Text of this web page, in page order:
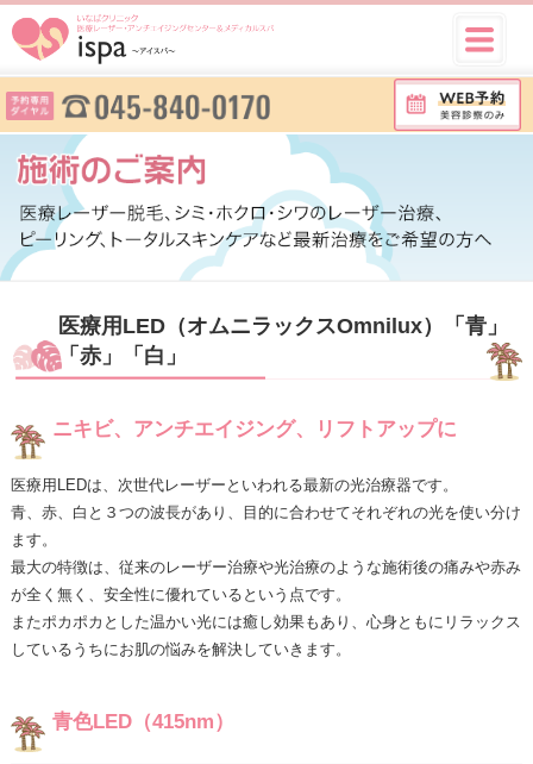
医療用LED（オムニラックスOmnilux）「青」
「赤」「白」
ニキビ、アンチエイジング、リフトアップに
医療用LEDは、次世代レーザーといわれる最新の光治療器です。
青、赤、白と３つの波長があり、目的に合わせてそれぞれの光を使い分け
ます。
最大の特徴は、従来のレーザー治療や光治療のような施術後の痛みや赤み
が全く無く、安全性に優れているという点です。
またポカポカとした温かい光には癒し効果もあり、心身ともにリラックス
しているうちにお肌の悩みを解決していきます。
青色LED（415nm）